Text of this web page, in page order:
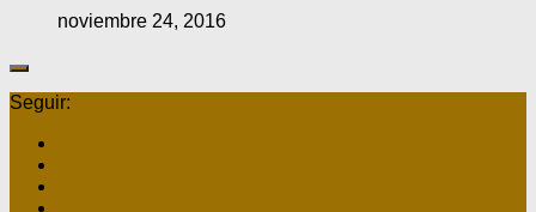
noviembre 24, 2016
Seguir: